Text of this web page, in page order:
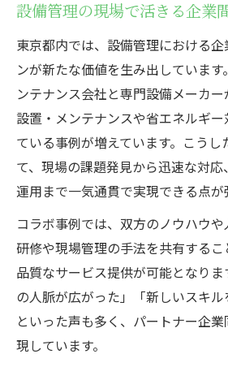
設備管理の現場で活きる企業
東京都内では、設備管理における
ンが新たな価値を生み出していま
ンテナンス会社と専門設備メーカ
設置・メンテナンスや省エネルギ
ている事例が増えています。こうし
て、現場の課題発見から迅速な対
運用まで一気通貫で実現できる点が
コラボ事例では、双方のノウハウ
研修や現場管理の手法を共有する
品質なサービス提供が可能となり
の人脈が広がった」「新しいスキル
といった声も多く、パートナー企
現しています。